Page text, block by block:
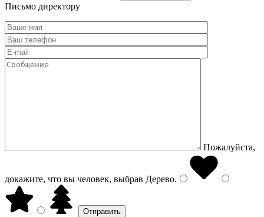
Письмо директору
Пожалуйста,
докажите, что вы человек, выбрав Дерево.